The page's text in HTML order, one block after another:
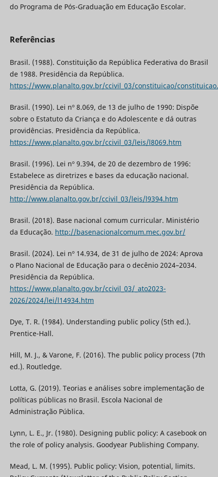
do Programa de Pós-Graduação em Educação Escolar.
Referências
Brasil. (1988). Constituição da República Federativa do Brasil
de 1988. Presidência da República.
https://www.planalto.gov.br/ccivil_03/constituicao/
Brasil. (1990). Lei nº 8.069, de 13 de julho de 1990: Dispõe
sobre o Estatuto da Criança e do Adolescente e dá outras
providências. Presidência da República.
https://www.planalto.gov.br/ccivil_03/leis/l8069.htm
Brasil. (1996). Lei nº 9.394, de 20 de dezembro de 1996:
Estabelece as diretrizes e bases da educação nacional.
Presidência da República.
http://www.planalto.gov.br/ccivil_03/leis/l9394.htm
Brasil. (2018). Base nacional comum curricular. Ministério
da Educação. http://basenacionalcomum.mec.gov.br/
Brasil. (2024). Lei nº 14.934, de 31 de julho de 2024: Aprova
o Plano Nacional de Educação para o decênio 2024–2034.
Presidência da República.
https://www.planalto.gov.br/ccivil_03/_ato2023-
2026/2024/lei/l14934.htm
Dye, T. R. (1984). Understanding public policy (5th ed.).
Prentice-Hall.
Hill, M. J., & Varone, F. (2016). The public policy process (7th
ed.). Routledge.
Lotta, G. (2019). Teorias e análises sobre implementação de
políticas públicas no Brasil. Escola Nacional de
Administração Pública.
Lynn, L. E., Jr. (1980). Designing public policy: A casebook on
the role of policy analysis. Goodyear Publishing Company.
Mead, L. M. (1995). Public policy: Vision, potential, limits.